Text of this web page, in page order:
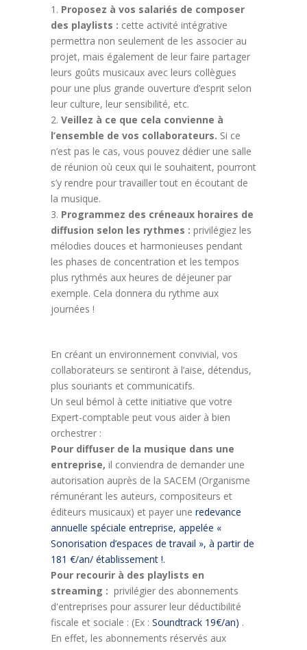
Proposez à vos salariés de composer
des playlists : cette activité intégrative
permettra non seulement de les associer au
projet, mais également de leur faire partager
leurs goûts musicaux avec leurs collègues
pour une plus grande ouverture d’esprit selon
leur culture, leur sensibilité, etc.
Veillez à ce que cela convienne à
l’ensemble de vos collaborateurs. Si ce
n’est pas le cas, vous pouvez dédier une salle
de réunion où ceux qui le souhaitent, pourront
s’y rendre pour travailler tout en écoutant de
la musique.
Programmez des créneaux horaires de
diffusion selon les rythmes : privilégiez les
mélodies douces et harmonieuses pendant
les phases de concentration et les tempos
plus rythmés aux heures de déjeuner par
exemple. Cela donnera du rythme aux
journées !
En créant un environnement convivial, vos
collaborateurs se sentiront à l’aise, détendus,
plus souriants et communicatifs.
Un seul bémol à cette initiative que votre
Expert-comptable peut vous aider à bien
orchestrer :
Pour diffuser de la musique dans une
entreprise, il conviendra de demander une
autorisation auprès de la SACEM (Organisme
rémunérant les auteurs, compositeurs et
éditeurs musicaux) et payer une redevance
annuelle spéciale entreprise, appelée «
Sonorisation d’espaces de travail », à partir de
181 €/an/ établissement !.
Pour recourir à des playlists en
streaming : privilégier des abonnements
d'entreprises pour assurer leur déductibilité
fiscale et sociale : (Ex : Soundtrack 19€/an) .
En effet, les abonnements réservés aux